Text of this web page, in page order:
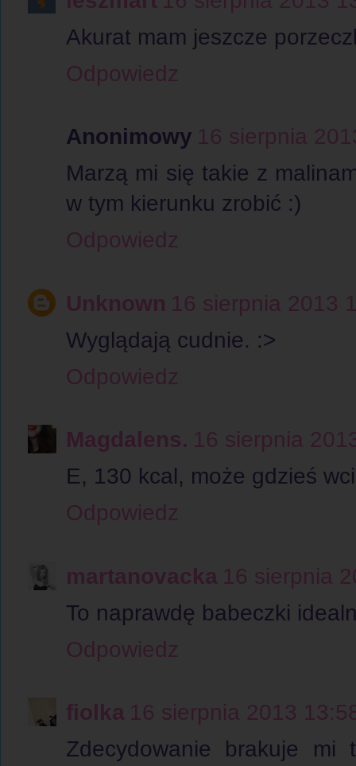
Akurat mam jeszcze
Odpowiedz
Anonimowy 16 sierpnia
Marzą mi się takie z
w tym kierunku zrobić :)
Odpowiedz
Unknown 16 sierpnia 2013
Wyglądają cudnie. :>
Odpowiedz
Magdalens. 16 sierpnia
E, 130 kcal, może gdzieś
Odpowiedz
martanovacka 16 sierpnia
To naprawdę babeczki
Odpowiedz
fiolka 16 sierpnia 2013
Zdecydowanie brakuje mi